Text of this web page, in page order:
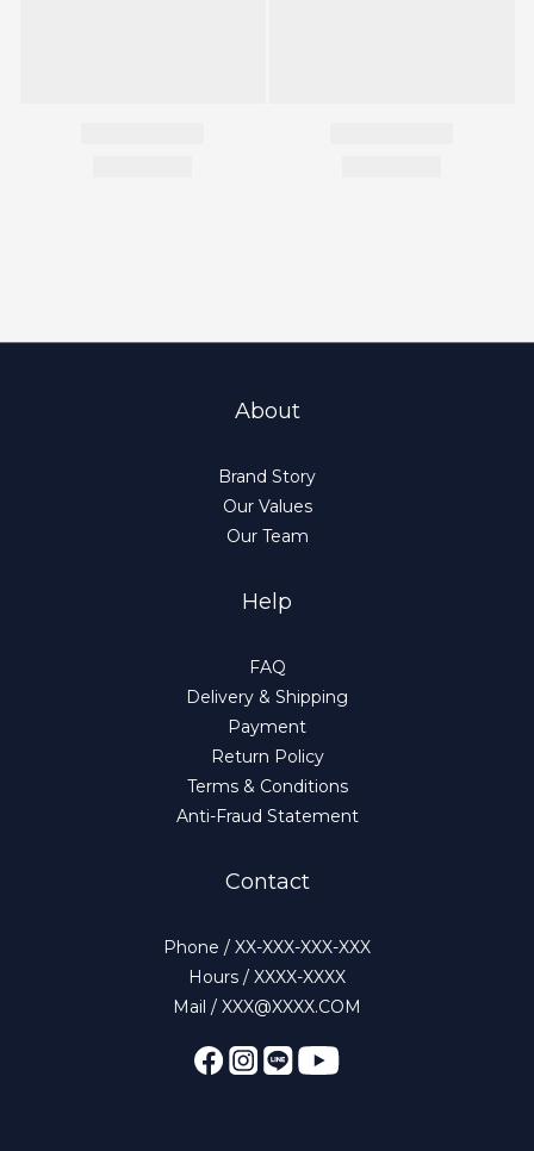
About
Brand Story
Our Values
Our Team
Help
FAQ
Delivery & Shipping
Payment
Return Policy
Terms & Conditions
Anti-Fraud Statement
Contact
Phone / XX-XXX-XXX-XXX
Hours / XXXX-XXXX
Mail / XXX@XXXX.COM